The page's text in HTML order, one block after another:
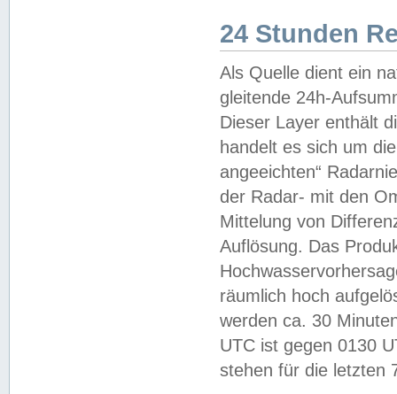
24 Stunden
Als Quelle dient ein
gleitende 24h-
Dieser Layer enthält
handelt es sich um
angeeichten“
der Radar- mit den
Mittelung von
Auflösung. Das
räumlich hoch
werden ca. 30
UTC ist gegen 0130
stehen für die letzten